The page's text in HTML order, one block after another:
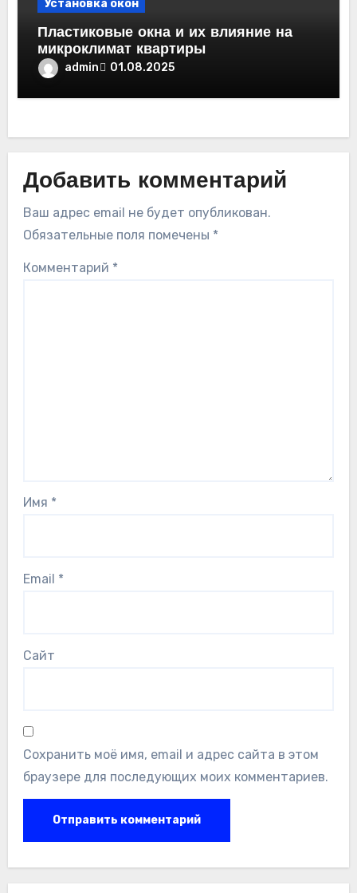
Установка окон
Пластиковые окна и их влияние на
микроклимат квартиры
admin 01.08.2025
Добавить комментарий
Ваш адрес email не будет опубликован.
Обязательные поля помечены *
Комментарий *
Имя *
Email *
Сайт
Сохранить моё имя, email и адрес сайта в этом
браузере для последующих моих комментариев.